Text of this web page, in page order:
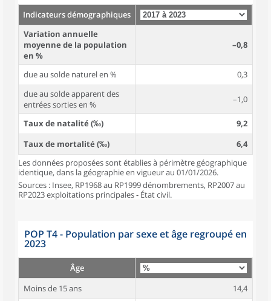
Indicateurs démographiques
Variation annuelle
moyenne de la population
en %
–0,8
due au solde naturel en %
0,3
due au solde apparent des
entrées sorties en %
–1,0
Taux de natalité (‰)
9,2
Taux de mortalité (‰)
6,4
Les données proposées sont établies à périmètre géographique
identique, dans la géographie en vigueur au 01/01/2026.
Sources : Insee, RP1968 au RP1999 dénombrements, RP2007 au
RP2023 exploitations principales - État civil.
POP T4 - Population par sexe et âge regroupé en
2023
Âge
Moins de 15 ans
14,4